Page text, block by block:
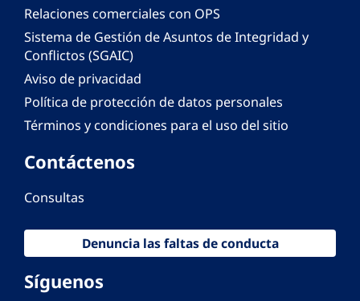
Relaciones comerciales con OPS
Sistema de Gestión de Asuntos de Integridad y
Conflictos (SGAIC)
Aviso de privacidad
Política de protección de datos personales
Términos y condiciones para el uso del sitio
Contáctenos
Consultas
Denuncia las faltas de conducta
Síguenos